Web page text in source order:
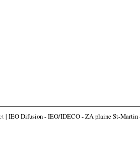
| IEO Difusion - IEO/IDECO - ZA plaine St-Martin